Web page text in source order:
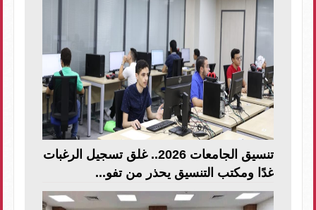
تنسيق الجامعات 2026.. غلق تسجيل الرغبات
غدًا ومكتب التنسيق يحذر من تفو...